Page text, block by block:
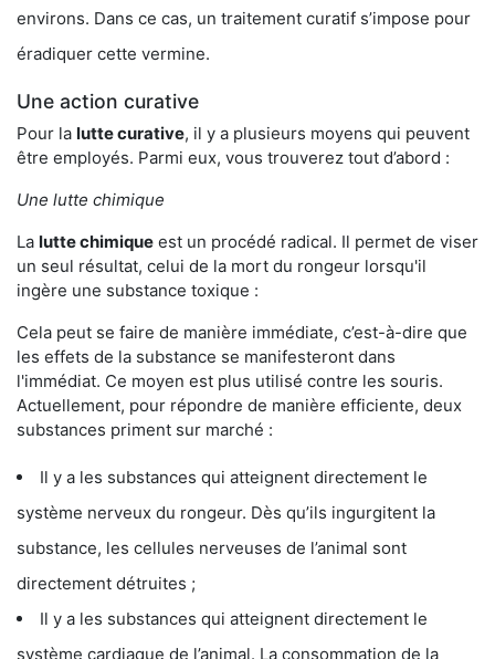
environs. Dans ce cas, un traitement curatif s’impose pour
éradiquer cette vermine.
Une action curative
Pour la lutte curative, il y a plusieurs moyens qui peuvent
être employés. Parmi eux, vous trouverez tout d’abord :
Une lutte chimique
La lutte chimique est un procédé radical. Il permet de viser
un seul résultat, celui de la mort du rongeur lorsqu'il
ingère une substance toxique :
Cela peut se faire de manière immédiate, c’est-à-dire que
les effets de la substance se manifesteront dans
l'immédiat. Ce moyen est plus utilisé contre les souris.
Actuellement, pour répondre de manière efficiente, deux
substances priment sur marché :
Il y a les substances qui atteignent directement le
système nerveux du rongeur. Dès qu’ils ingurgitent la
substance, les cellules nerveuses de l’animal sont
directement détruites ;
Il y a les substances qui atteignent directement le
système cardiaque de l’animal. La consommation de la